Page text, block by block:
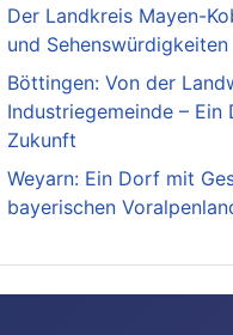
Der Landkreis Mayen-
und Sehenswürdigkeiten
Böttingen: Von der
Industriegemeinde –
Zukunft
Weyarn: Ein Dorf mit
bayerischen